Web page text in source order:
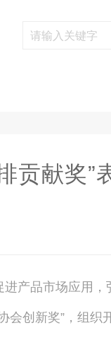
贡献奖”
产品市场应用，
会创新奖”，组织